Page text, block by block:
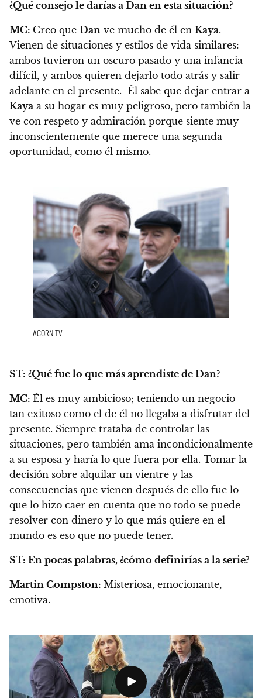
¿Qué consejo le darías a Dan en esta situación?
MC: Creo que Dan ve mucho de él en Kaya.
Vienen de situaciones y estilos de vida similares:
ambos tuvieron un oscuro pasado y una infancia
difícil, y ambos quieren dejarlo todo atrás y salir
adelante en el presente. Él sabe que dejar entrar a
Kaya a su hogar es muy peligroso, pero también la
ve con respeto y admiración porque siente muy
inconscientemente que merece una segunda
oportunidad, como él mismo.
ACORN TV
ST: ¿Qué fue lo que más aprendiste de Dan?
MC: Él es muy ambicioso; teniendo un negocio
tan exitoso como el de él no llegaba a disfrutar del
presente. Siempre trataba de controlar las
situaciones, pero también ama incondicionalmente
a su esposa y haría lo que fuera por ella. Tomar la
decisión sobre alquilar un vientre y las
consecuencias que vienen después de ello fue lo
que lo hizo caer en cuenta que no todo se puede
resolver con dinero y lo que más quiere en el
mundo es eso que no puede tener.
ST: En pocas palabras, ¿cómo definirías a la serie?
Martin Compston: Misteriosa, emocionante,
emotiva.